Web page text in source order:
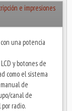
una potencia
y botones de
como el sistema
de
canal de
radio.